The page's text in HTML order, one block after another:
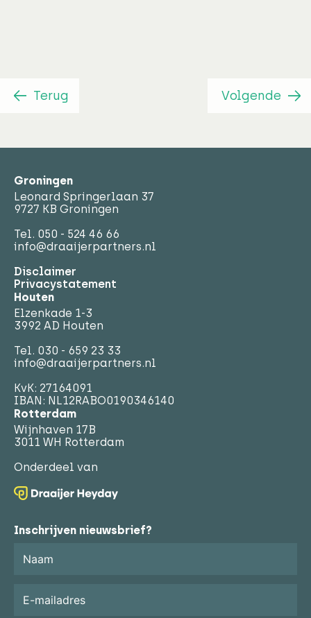
Terug Volgende
Groningen
Leonard Springerlaan 37
9727 KB Groningen
Tel. 050 - 524 46 66
info@draaijerpartners.nl
Disclaimer
Privacystatement
Houten
Elzenkade 1-3
3992 AD Houten
Tel. 030 - 659 23 33
info@draaijerpartners.nl
KvK: 27164091
IBAN: NL12RABO0190346140
Rotterdam
Wijnhaven 17B
3011 WH Rotterdam
Onderdeel van
Inschrijven nieuwsbrief?